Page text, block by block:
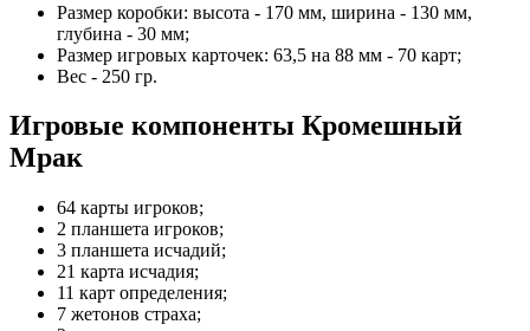
Размер коробки: высота - 170 мм, ширина - 130 мм,
глубина - 30 мм;
Размер игровых карточек: 63,5 на 88 мм - 70 карт;
Вес - 250 гр.
Игровые компоненты Кромешный
Мрак
64 карты игроков;
2 планшета игроков;
3 планшета исчадий;
21 карта исчадия;
11 карт определения;
7 жетонов страха;